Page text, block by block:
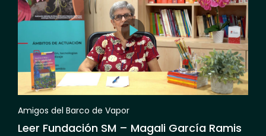
Amigos del Barco de Vapor
Leer Fundación SM – Magali García Ramis